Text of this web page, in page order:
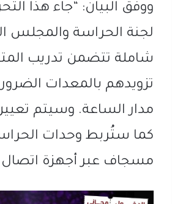
ووفق البيان: “جاء هذا
لجنة الحراسة
شاملة تتضمن تدريب
تزويدهم بالمعدات
مدار الساعة. وسيتم
كما ستُربط وحدات
مسجاف عبر أجهزة